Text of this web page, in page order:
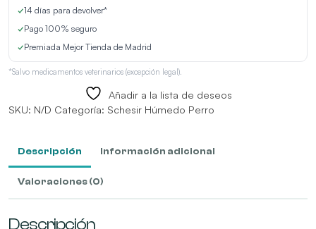
Perros
✓14 días para devolver*
✓Pago 100% seguro
✓Premiada Mejor Tienda de Madrid
*Salvo medicamentos veterinarios (excepción legal).
Añadir a la lista de deseos
SKU: N/D Categoría: Schesir Húmedo Perro
Descripción Información adicional
Valoraciones (0)
Descripción